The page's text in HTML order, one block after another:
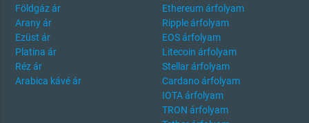
Földgáz ár
Arany ár
Ezüst ár
Platina ár
Réz ár
Arabica kávé ár
Ethereum árfolyam
Ripple árfolyam
EOS árfolyam
Litecoin árfolyam
Stellar árfolyam
Cardano árfolyam
IOTA árfolyam
TRON árfolyam